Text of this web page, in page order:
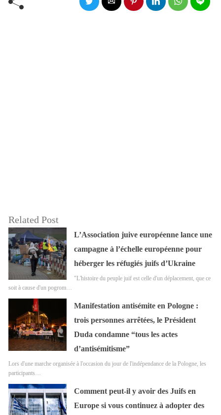
Related Post
L’Association juive européenne lance une
campagne à l’échelle européenne pour
héberger les réfugiés juifs d’Ukraine
"L'histoire du peuple juif est celle d'un déplacement, que ce
soit à cause d'un pogrom…
Manifestation antisémite en Pologne :
trois personnes arrêtées, le Président
Duda condamne “tous les actes
d’antisémitisme”
Lors d'une marche organisée à l'occasion du jour de l'indépendance de la Pologne, les
participants…
Comment peut-il y avoir des Juifs en
Europe si vous continuez à adopter des